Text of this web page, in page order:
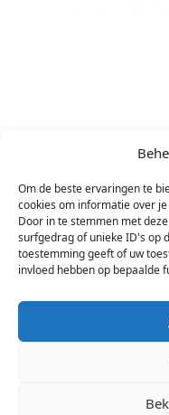
Om de beste ervaringen te
cookies om informatie over
Door in te stemmen met
surfgedrag of unieke ID's op
toestemming geeft of uw
invloed hebben op bepaalde